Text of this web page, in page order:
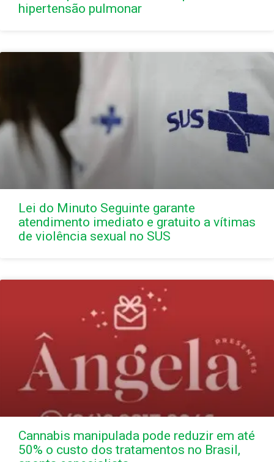
hipertensão pulmonar
Lei do Minuto Seguinte garante
atendimento imediato e gratuito a vítimas
de violência sexual no SUS
Cannabis manipulada pode reduzir em até
50% o custo dos tratamentos no Brasil,